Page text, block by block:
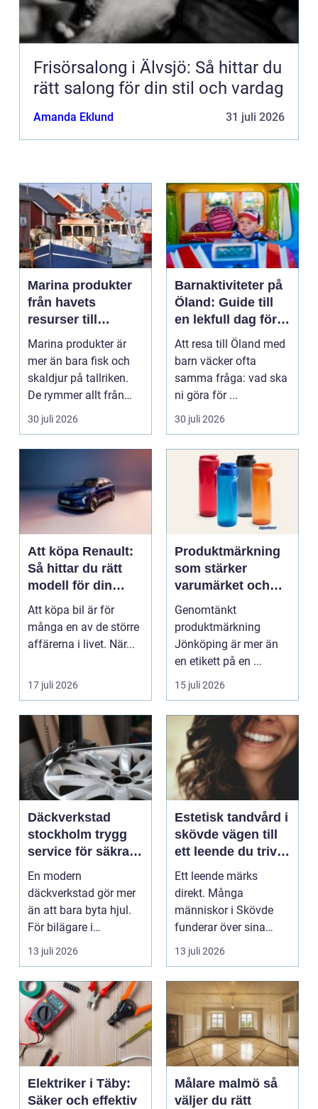
Frisörsalong i Älvsjö: Så hittar du
rätt salong för din stil och vardag
Amanda Eklund 31 juli 2026
Marina produkter
från havets
resurser till
hållbara
upplevelser
Marina produkter är
mer än bara fisk och
skaldjur på tallriken.
De rymmer allt från
mat och hälsa ti...
30 juli 2026
Barnaktiviteter på
Öland: Guide till
en lekfull dag för
hela familjen
Att resa till Öland med
barn väcker ofta
samma fråga: vad ska
ni göra för ...
30 juli 2026
Att köpa Renault:
Så hittar du rätt
modell för din
vardag
Att köpa bil är för
många en av de större
affärerna i livet. När...
17 juli 2026
Produktmärkning
som stärker
varumärket och
förenklar vardagen
Genomtänkt
produktmärkning
Jönköping är mer än
en etikett på en ...
15 juli 2026
Däckverkstad
stockholm trygg
service för säkra
mil året runt
En modern
däckverkstad gör mer
än att bara byta hjul.
För bilägare i
Stockholm handlar
valet av däck...
13 juli 2026
Estetisk tandvård i
skövde vägen till
ett leende du trivs
med
Ett leende märks
direkt. Många
människor i Skövde
funderar över sina
tänder, men skjuter
upp att gör...
13 juli 2026
Elektriker i Täby:
Säker och effektiv
Målare malmö så
väljer du rätt